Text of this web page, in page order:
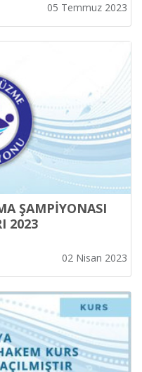
05 Temmuz 2023
ŞAMPİYONASI
2023
02 Nisan 2023